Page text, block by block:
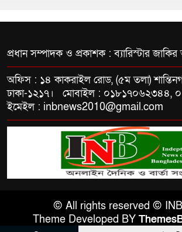
প্রধান সম্পাদক ও প্রকাশক : ব্যারিস্টার
অফিস : ১৪ কাকরাইল রোড, (৫ম তলা)
ঢাকা-১২১৭। মোবাইল : ০১৮১৭০৬২৩৪৪,
ইমেইল : inbnews2010@gmail.com
© All rights reserved ©
Theme Developed BY